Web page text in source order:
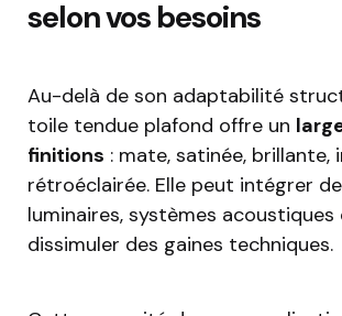
selon vos besoins
Au-delà de son adaptabilité
toile tendue plafond offre un
finitions : mate, satinée, brillante,
rétroéclairée. Elle peut intégrer
luminaires, systèmes acoustiques
dissimuler des gaines techniques.